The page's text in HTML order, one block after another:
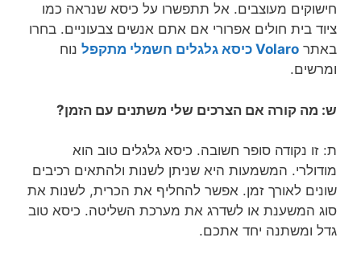
חישוקים מעוצבים. אל תתפשרו על כיסא שנראה כמו
ציוד בית חולים אפרורי אם אתם אנשים צבעוניים. בחרו
באתר Volaro כיסא גלגלים חשמלי מתקפל
נוח
ומרשים.
ש: מה קורה אם הצרכים שלי משתנים עם הזמן?
ת: זו נקודה סופר חשובה. כיסא גלגלים טוב הוא
מודולרי. המשמעות היא שניתן לשנות ולהתאים רכיבים
שונים לאורך זמן. אפשר להחליף את הכרית, לשנות את
סוג המשענת או לשדרג את מערכת השליטה. כיסא טוב
גדל ומשתנה יחד אתכם.